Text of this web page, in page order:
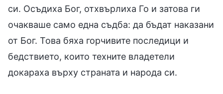
си. Осъдиха Бог, отхвърлиха Го и затова ги
очакваше само една съдба: да бъдат наказани
от Бог. Това бяха горчивите последици и
бедствието, които техните владетели
докараха върху страната и народа си.